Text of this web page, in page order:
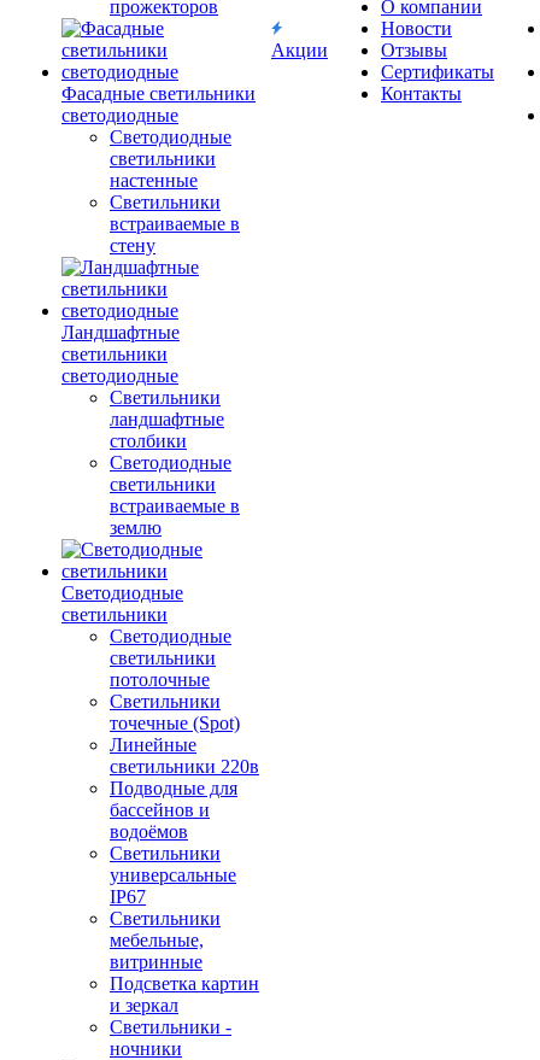
прожекторов
Фасадные светильники
светодиодные
Светодиодные
светильники
настенные
Светильники
встраиваемые в
стену
Ландшафтные
светильники
светодиодные
Светильники
ландшафтные
столбики
Светодиодные
светильники
встраиваемые в
землю
Светодиодные
светильники
Светодиодные
светильники
потолочные
Светильники
точечные (Spot)
Линейные
светильники 220в
Подводные для
бассейнов и
водоёмов
Светильники
универсальные
IP67
Светильники
мебельные,
витринные
Подсветка картин
и зеркал
Светильники -
ночники
Акции
О компании
Новости
Отзывы
Сертификаты
Контакты